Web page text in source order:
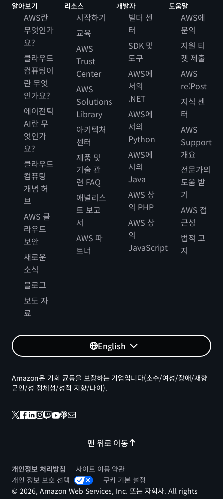
알아보기
AWS란
무엇인가
요?
클라우드
컴퓨팅이
란 무엇
인가요?
에이전틱
AI란 무
엇인가
요?
클라우드
컴퓨팅
개념 허
브
AWS 클
라우드
보안
새로운
소식
블로그
보도 자
료
리소스
시작하기
교육
AWS
Trust
Center
AWS
Solutions
Library
아키텍처
센터
제품 및
기술 관
련 FAQ
애널리스
트 보고
서
AWS 파
트너
개발자
빌더 센
터
SDK 및
도구
AWS에
서의
.NET
AWS에
서의
Python
AWS에
서의
Java
AWS 상
의 PHP
AWS 상
의
JavaScript
도움말
AWS에
문의
지원 티
켓 제출
AWS
re:Post
지식 센
터
AWS
Support
개요
전문가의
도움 받
기
AWS 접
근성
법적 고
지
English
맨 위로 이동
Amazon은 기회 균등을 보장하는 기업입니다(소수/여성/장애/재향
군인/성 정체성/성적 지향/나이).
개인정보 처리방침
사이트 이용 약관
개인 정보 보호 선택
쿠키 기본 설정
© 2026, Amazon Web Services, Inc. 또는 자회사. All rights